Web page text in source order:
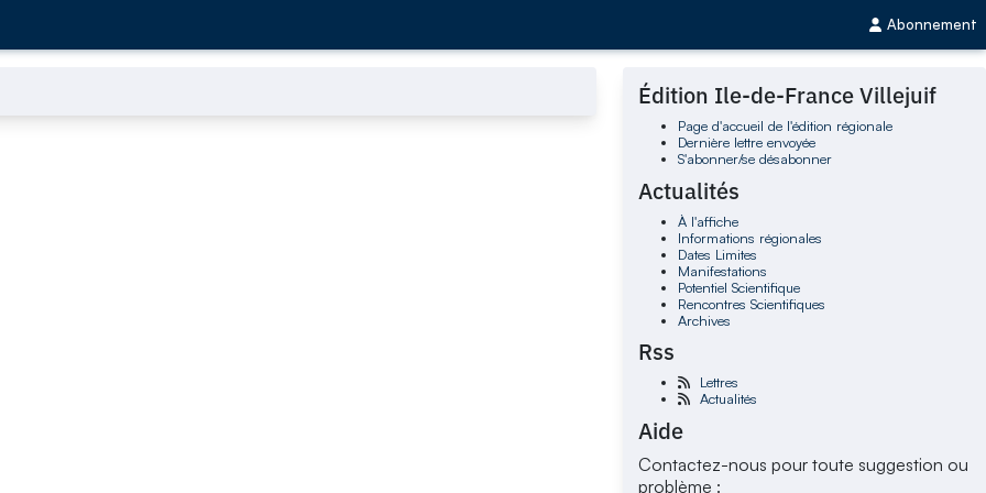
Abonnement
Édition Ile-de-France Villejuif
Page d'accueil de l'édition régionale
Dernière lettre envoyée
S'abonner/se désabonner
Actualités
À l'affiche
Informations régionales
Dates Limites
Manifestations
Potentiel Scientifique
Rencontres Scientifiques
Archives
Rss
Lettres
Actualités
Aide
Contactez-nous pour toute suggestion ou
problème :